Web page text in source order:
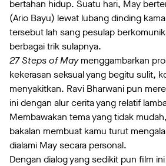
bertahan hidup. Suatu hari, May
(Ario Bayu) lewat lubang dinding
tersebut lah sang pesulap
berbagai trik sulapnya.
27 Steps of Maymenggambarkan
kekerasan seksual yang begitu sulit,
menyakitkan. Ravi Bharwani pun
ini dengan alur cerita yang relatif
Membawakan tema yang tidak mudah,
bakalan membuat kamu turut
dialami May secara personal.
Dengan dialog yang sedikit pun film